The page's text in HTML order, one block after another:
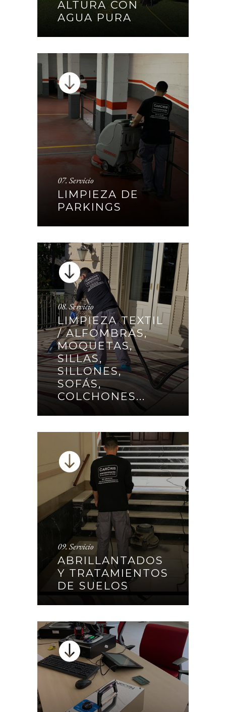
ALTURA CON
AGUA PURA
CONTINUAR
07. Servicio
LIMPIEZA DE
PARKINGS
LIMPIEZA DE PARKINGS
CONTINUAR
08. Servicio
LIMPIEZA TEXTIL
/ ALFOMBRAS,
MOQUETAS,
SILLAS,
SILLONES,
SOFÁS,
COLCHONES...
LIMPIEZA TEXTIL /
ALFOMBRAS, MOQUETAS,
SILLAS, SILLONES, SOFÁS,
COLCHONES…
CONTINUAR
09. Servicio
ABRILLANTADOS
Y TRATAMIENTOS
DE SUELOS
ABRILLANTADOS Y
TRATAMIENTOS DE
SUELOS
CONTINUAR